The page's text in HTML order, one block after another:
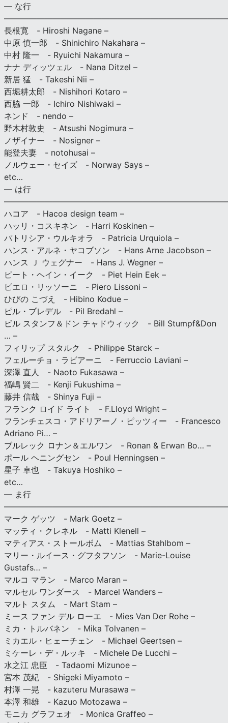
— な行
長根寛 - Hiroshi Nagane –
中原 慎一郎 - Shinichiro Nakahara –
中村 隆一 - Ryuichi Nakamura –
ナナ ディッツェル - Nana Ditzel –
新居 猛 - Takeshi Nii –
西堀耕太郎 - Nishihori Kotaro –
西脇 一郎 - Ichiro Nishiwaki –
ネンド - nendo –
野木村敦史 - Atsushi Nogimura –
ノザイナー - Nosigner –
能登夫妻 - notohusai –
ノルウェー・セイズ - Norway Says –
etc…
— は行
ハコア - Hacoa design team –
ハッリ・コスキネン - Harri Koskinen –
パトリシア・ウルキオラ - Patricia Urquiola –
ハンス・アルネ・ヤコブソン - Hans Arne Jacobson –
ハンス Ｊ ウェグナー - Hans J. Wegner –
ピート・ヘイン・イーク - Piet Hein Eek –
ピエロ・リッソーニ - Piero Lissoni –
ひびの こづえ - Hibino Kodue –
ピル・ブレデル - Pil Bredahl –
ビル スタンフ＆ドン チャドウィック - Bill Stumpf&Don
… –
フィリップ スタルク - Philippe Starck –
フェルーチョ・ラビアーニ - Ferruccio Laviani –
深澤 直人 - Naoto Fukasawa –
福嶋 賢二 - Kenji Fukushima –
藤井 信哉 - Shinya Fuji –
フランク ロイド ライト - F.Lloyd Wright –
フランチェスコ・アドリアーノ・ピッツィー - Francesco
Adriano Pi… –
ブルレック ロナン＆エルワン - Ronan & Erwan Bo… –
ポール ヘニングセン - Poul Henningsen –
星子 卓也 - Takuya Hoshiko –
etc…
— ま行
マーク ゲッツ - Mark Goetz –
マッティ・クレネル - Matti Klenell –
マティアス・ストールボム - Mattias Stahlbom –
マリー・ルイース・グフタフソン - Marie-Louise
Gustafs… –
マルコ マラン - Marco Maran –
マルセル ワンダース - Marcel Wanders –
マルト スタム - Mart Stam –
ミース ファン デル ローエ - Mies Van Der Rohe –
ミカ・トルバネン - Mika Tolvanen –
ミカエル・ヒェーチェン - Michael Geertsen –
ミケーレ・デ・ルッキ - Michele De Lucchi –
水之江 忠臣 - Tadaomi Mizunoe –
宮本 茂紀 - Shigeki Miyamoto –
村澤 一晃 - kazuteru Murasawa –
本澤 和雄 - Kazuo Motozawa –
モニカ グラフェオ - Monica Graffeo –